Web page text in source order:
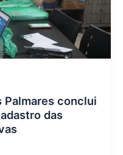
Palmares conclui
das